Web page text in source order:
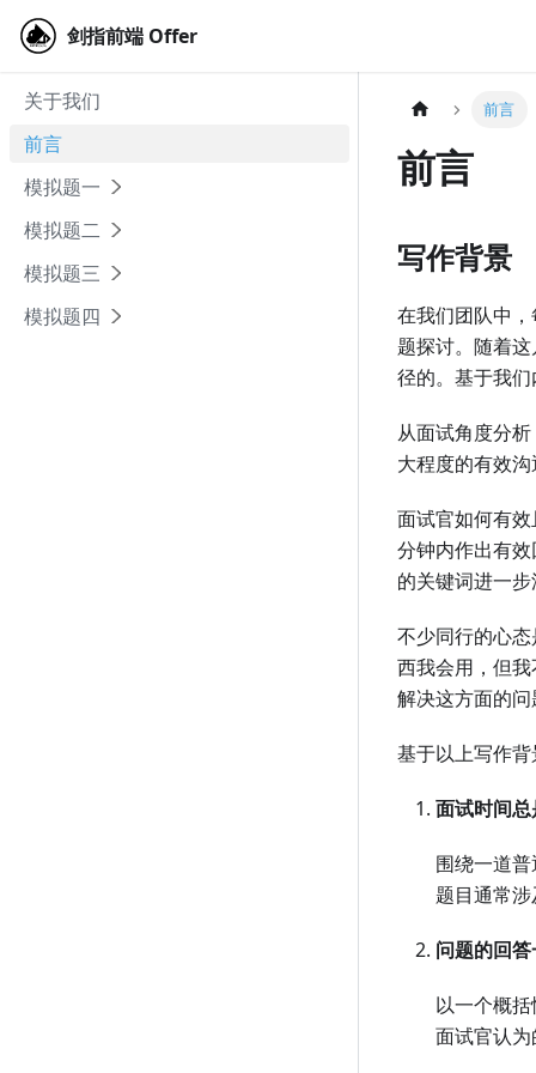
剑指前端 Offer
剑指前端 Offer
关于我们
前言
模拟题一
模拟题二
模拟题三
模拟题四
前言
前言
写作背景
在我们团队中
题探讨。随着
径的。基于我
从面试角度分
大程度的有效
面试官如何有
分钟内作出有
的关键词进一
不少同行的心
西我会用，但
解决这方面的
基于以上写作
面试时间
围绕一道
题目通常
问题的回
以一个概
面试官认